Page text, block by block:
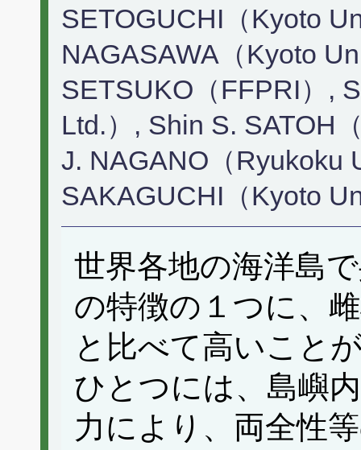
SETOGUCHI（Kyoto
NAGASAWA（Kyoto
SETSUKO（FFPRI）,
Ltd.）, Shin S. SATOH
J. NAGANO（Ryukoku
SAKAGUCHI（Kyoto
世界各地の海洋島
の特徴の１つに、
と比べて高いこと
ひとつには、島嶼
力により、両全性